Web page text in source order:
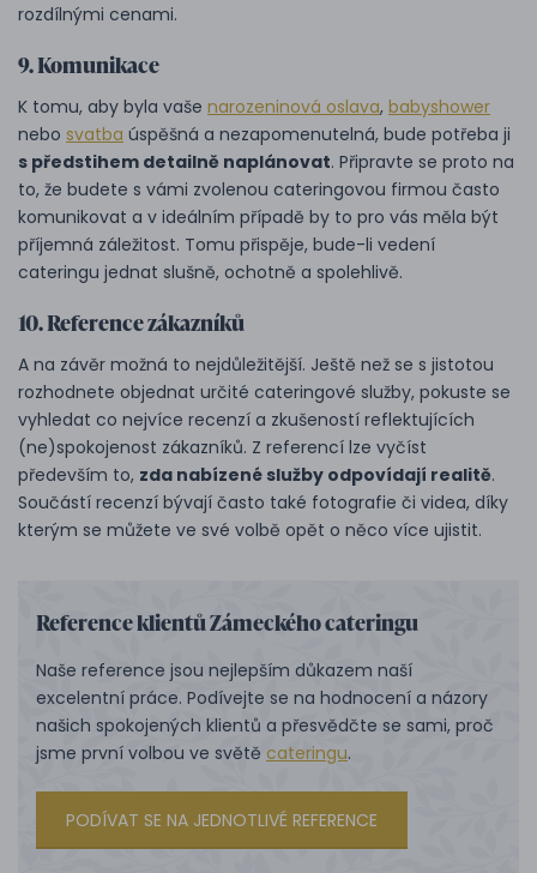
rozdílnými cenami.
9. Komunikace
K tomu, aby byla vaše narozeninová oslava, babyshower
nebo svatba úspěšná a nezapomenutelná, bude potřeba ji
s předstihem detailně naplánovat. Připravte se proto na
to, že budete s vámi zvolenou cateringovou firmou často
komunikovat a v ideálním případě by to pro vás měla být
příjemná záležitost. Tomu přispěje, bude-li vedení
cateringu jednat slušně, ochotně a spolehlivě.
10. Reference zákazníků
A na závěr možná to nejdůležitější. Ještě než se s jistotou
rozhodnete objednat určité cateringové služby, pokuste se
vyhledat co nejvíce recenzí a zkušeností reflektujících
(ne)spokojenost zákazníků. Z referencí lze vyčíst
především to, zda nabízené služby odpovídají realitě.
Součástí recenzí bývají často také fotografie či videa, díky
kterým se můžete ve své volbě opět o něco více ujistit.
Reference klientů Zámeckého cateringu
Naše reference jsou nejlepším důkazem naší
excelentní práce. Podívejte se na hodnocení a názory
našich spokojených klientů a přesvědčte se sami, proč
jsme první volbou ve světě cateringu.
PODÍVAT SE NA JEDNOTLIVÉ REFERENCE